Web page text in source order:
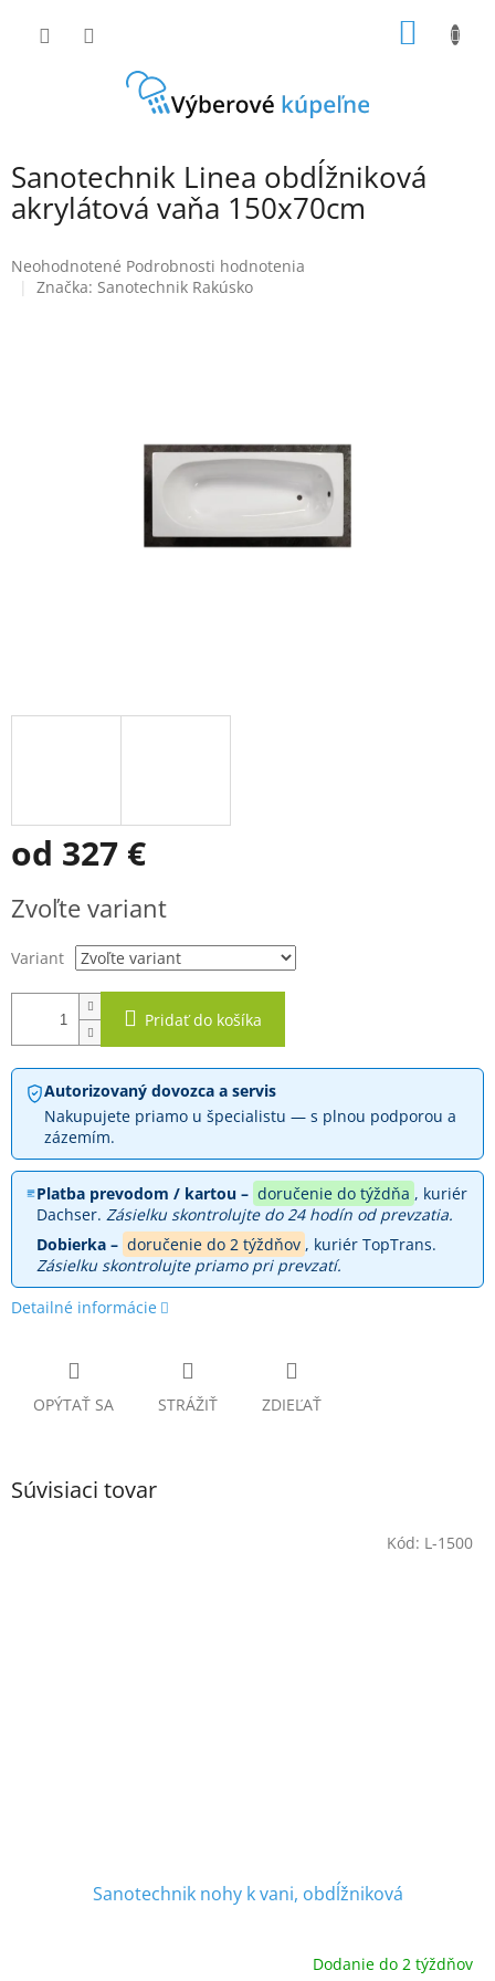
Sanotechnik Linea obdĺžniková
akrylátová vaňa 150x70cm
Priemerné
hodnotenie
Neohodnotené Podrobnosti hodnotenia
Značka: Sanotechnik Rakúsko
od 327 €
cena:
Zvoľte variant
Variant
Pridať do košíka
Autorizovaný dovozca a servis
Nakupujete priamo u špecialistu — s plnou podporou a
zázemím.
Platba prevodom / kartou – doručenie do týždňa , kuriér
Dachser.Zásielku skontrolujte do 24 hodín od prevzatia.
Dobierka – doručenie do 2 týždňov , kuriér TopTrans.
Zásielku skontrolujte priamo pri prevzatí.
Detailné informácie
OPÝTAŤ SA STRÁŽIŤ ZDIEĽAŤ
Súvisiaci tovar
Sanotechnik nohy k vani, obdĺžniková
Dodanie do 2 týždňov
Kód: L-1500